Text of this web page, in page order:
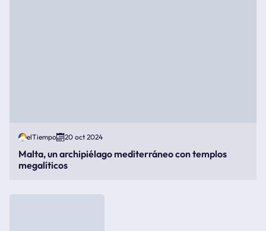
elTiempo 20 oct 2024
Malta, un archipiélago mediterráneo con templos
megalíticos